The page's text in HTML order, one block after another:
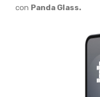
con Panda Glass.